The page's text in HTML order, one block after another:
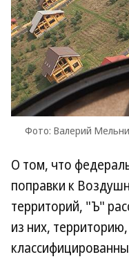
Фото: Валерий
О том, что
поправки к
территорий, "Ъ"
из них,